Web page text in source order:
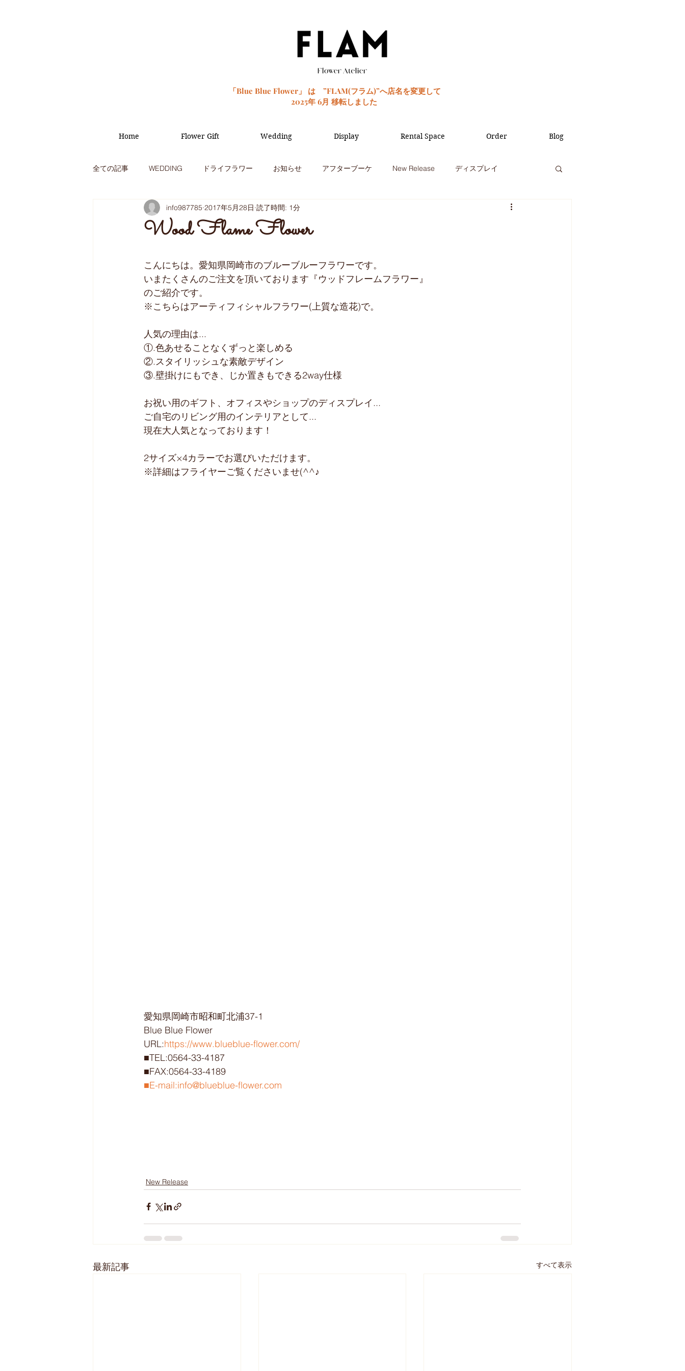
「Blue Blue Flower」 は ”FLAM(フラム)”へ店名を変更して
2025年 6月 移転しました
Home Flower Gift Wedding Display Rental Space Order Blog
全ての記事 WEDDING ドライフラワー お知らせ アフターブーケ New Release ディスプレイ
オープニング イベント 季節のお花 観葉植物
Wood Flame Flower
info987785 2017年5月28日 読了時間: 1分
こんにちは。愛知県岡崎市のブルーブルーフラワーです。
いまたくさんのご注文を頂いております『ウッドフレームフラワー』
のご紹介です。
※こちらはアーティフィシャルフラワー(上質な造花)で。
人気の理由は...
①.色あせることなくずっと楽しめる
②.スタイリッシュな素敵デザイン
③.壁掛けにもでき、じか置きもできる2way仕様
お祝い用のギフト、オフィスやショップのディスプレイ...
ご自宅のリビング用のインテリアとして...
現在大人気となっております！
2サイズ×4カラーでお選びいただけます。
※詳細はフライヤーご覧くださいませ(^^♪
愛知県岡崎市昭和町北浦37-1
Blue Blue Flower
URL:https://www.blueblue-flower.com/
■TEL:0564-33-4187
■FAX:0564-33-4189
■E-mail:info@blueblue-flower.com
New Release
最新記事 すべて表示